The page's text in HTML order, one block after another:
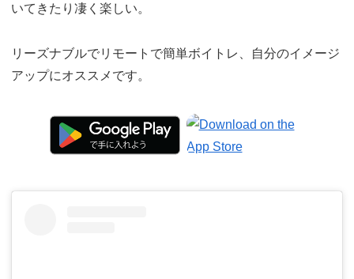
いてきたり凄く楽しい。
リーズナブルでリモートで簡単ボイトレ、自分のイメージ
アップにオススメです。